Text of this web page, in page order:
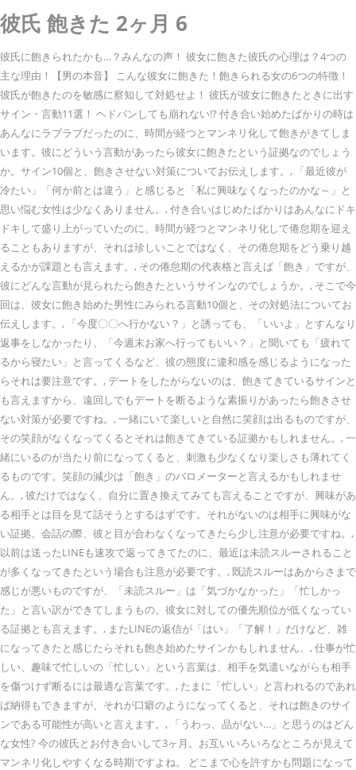
彼氏 飽きた 2ヶ月 6
彼氏に飽きられたかも…？みんなの声！ 彼女に飽きた彼氏の心理は？4つの
主な理由！【男の本音】 こんな彼女に飽きた！飽きられる女の6つの特徴！
彼氏が飽きたのを敏感に察知して対処せよ！ 彼氏が彼女に飽きたときに出す
サイン・言動11選！ ヘドバンしても崩れない!? 付き合い始めたばかりの時は
あんなにラブラブだったのに、時間が経つとマンネリ化して飽きがきてしま
います。彼にどういう言動があったら彼女に飽きたという証拠なのでしょう
か。サイン10個と、飽きさせない対策についてお伝えします。, 「最近彼が
冷たい」「何か前とは違う」と感じると「私に興味なくなったのかな～」と
思い悩む女性は少なくありません。, 付き合いはじめたばかりはあんなにドキ
ドキして盛り上がっていたのに、時間が経つとマンネリ化して倦怠期を迎え
ることもありますが、それは珍しいことではなく、その倦怠期をどう乗り越
えるかが課題とも言えます。, その倦怠期の代表格と言えば「飽き」ですが、
彼にどんな言動が見られたら飽きたというサインなのでしょうか。, そこで今
回は、彼女に飽き始めた男性にみられる言動10個と、その対処法についてお
伝えします。, 「今度〇〇へ行かない？」と誘っても、「いいよ」とすんなり
返事をしなかったり、「今週末お家へ行ってもいい？」と聞いても「疲れて
るから寝たい」と言ってくるなど、彼の態度に違和感を感じるようになった
らそれは要注意です。, デートをしたがらないのは、飽きてきているサインと
も言えますから、遠回しでもデートを断るような素振りがあったら飽きさせ
ない対策が必要ですね。, 一緒にいて楽しいと自然に笑顔は出るものですが、
その笑顔がなくなってくるとそれは飽きてきている証拠かもしれません。, 一
緒にいるのが当たり前になってくると、刺激も少なくなり楽しさも薄れてく
るものです。笑顔の減少は「飽き」のバロメーターと言えるかもしれませ
ん。, 彼だけではなく、自分に置き換えてみても言えることですが、興味があ
る相手とは目を見て話そうとするはずです。それがないのは相手に興味がな
い証拠。会話の際、彼と目が合わなくなってきたら少し注意が必要ですね。,
以前は送ったLINEも速攻で返ってきてたのに、最近は未読スルーされること
が多くなってきたという場合も注意が必要です。, 既読スルーはあからさまで
感じが悪いものですが、「未読スルー」は「気づかなかった」「忙しかっ
た」と言い訳ができてしまうもの。彼女に対しての優先順位が低くなってい
る証拠とも言えます。, またLINEの返信が「はい」「了解！」だけなど、雑
になってきたと感じたらそれも飽き始めたサインかもしれません。, 仕事が忙
しい、趣味で忙しいの「忙しい」という言葉は、相手を気遣いながらも相手
を傷つけず断るには最適な言葉です。, たまに「忙しい」と言われるのであれ
ば納得もできますが、それが口癖のようになってくると、それは飽きのサイ
ンである可能性が高いと言えます。, 「うわっ、品がない…」と思うのはどん
な女性? 今の彼氏とお付き合いして3ヶ月。お互いいろいろなところが見えて
マンネリ化しやすくなる時期ですよね。 どこまで心を許すかも問題になって